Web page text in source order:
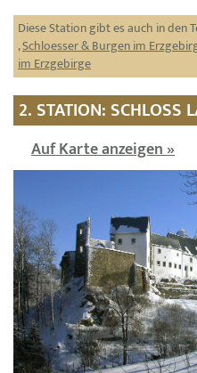
Diese Station gibt es auch in den
,Schloesser & Burgen im
im Erzgebirge
2. STATION: SCHLOSS
Auf Karte anzeigen »